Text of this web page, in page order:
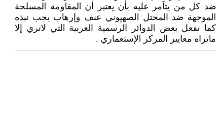
ضد كل من يتآمر عليه بأن يعتبر أن المقاومة المسلحة
الموجهة ضد المحتل الصهيوني عنف وإرهاب يجب نبذه
كما تفعل بعض الدوائر الرسمية العربية التي لاتري إلا
ماتراه معايير المركز الإستعماري .